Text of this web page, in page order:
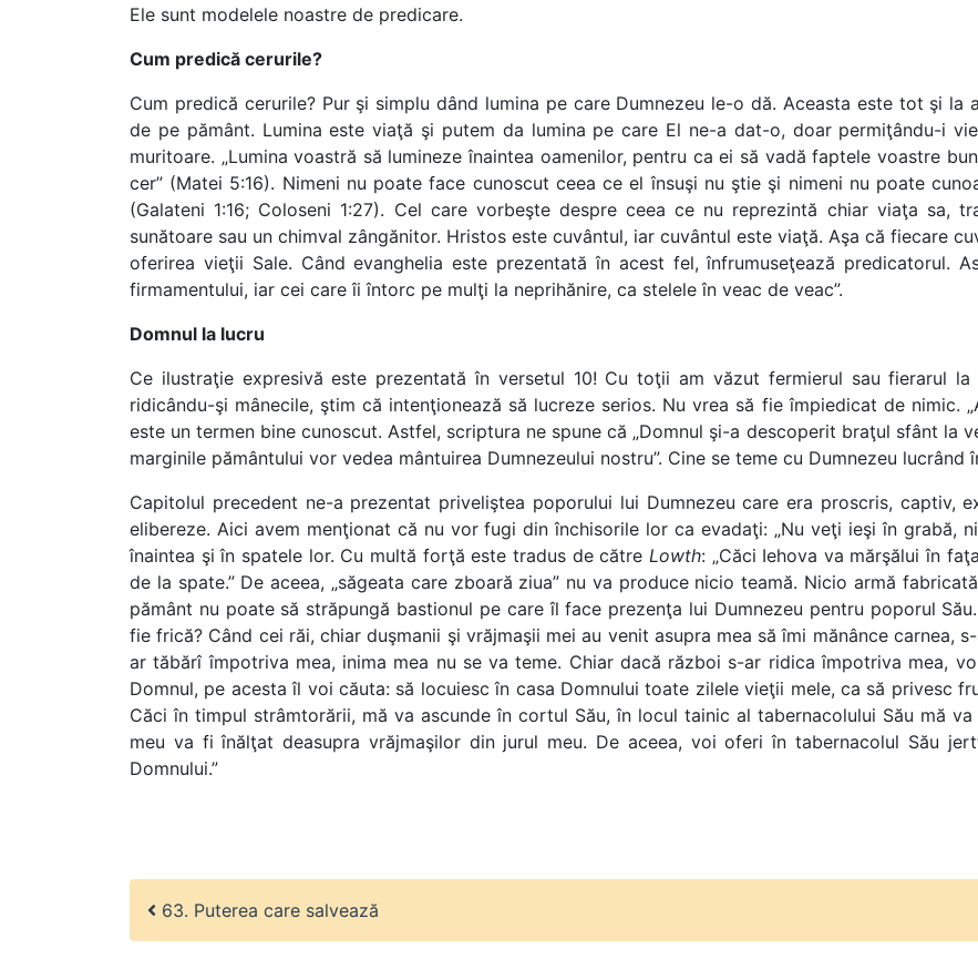
Ele sunt modelele noastre de predicare.
Cum predică cerurile?
Cum predică cerurile? Pur şi simplu dând lumina pe care Dumnezeu le-o dă. Aceasta este tot şi la
de pe pământ. Lumina este viaţă şi putem da lumina pe care El ne-a dat-o, doar permiţându-i
muritoare. „Lumina voastră să lumineze înaintea oamenilor, pentru ca ei să vadă faptele voastre
cer” (Matei 5:16). Nimeni nu poate face cunoscut ceea ce el însuşi nu ştie şi nimeni nu poate
(Galateni 1:16; Coloseni 1:27). Cel care vorbeşte despre ceea ce nu reprezintă chiar viaţa sa,
sunătoare sau un chimval zângănitor. Hristos este cuvântul, iar cuvântul este viaţă. Aşa că fiecare
oferirea vieţii Sale. Când evanghelia este prezentată în acest fel, înfrumuseţează predicatorul.
firmamentului, iar cei care îi întorc pe mulţi la neprihănire, ca stelele în veac de veac”.
Domnul la lucru
Ce ilustraţie expresivă este prezentată în versetul 10! Cu toţii am văzut fermierul sau fierarul
ridicându-şi mânecile, ştim că intenţionează să lucreze serios. Nu vrea să fie împiedicat de nimic.
este un termen bine cunoscut. Astfel, scriptura ne spune că „Domnul şi-a descoperit braţul sfânt la
marginile pământului vor vedea mântuirea Dumnezeului nostru”. Cine se teme cu Dumnezeu
Capitolul precedent ne-a prezentat priveliştea poporului lui Dumnezeu care era proscris, captiv,
elibereze. Aici avem menţionat că nu vor fugi din închisorile lor ca evadaţi: „Nu veţi ieşi în grabă,
înaintea şi în spatele lor. Cu multă forţă este tradus de către Lowth: „Căci Iehova va mărşălui în
de la spate.” De aceea, „săgeata care zboară ziua” nu va produce nicio teamă. Nicio armă
pământ nu poate să străpungă bastionul pe care îl face prezenţa lui Dumnezeu pentru poporul
fie frică? Când cei răi, chiar duşmanii şi vrăjmaşii mei au venit asupra mea să îmi mănânce carnea,
ar tăbărî împotriva mea, inima mea nu se va teme. Chiar dacă război s-ar ridica împotriva mea,
Domnul, pe acesta îl voi căuta: să locuiesc în casa Domnului toate zilele vieţii mele, ca să privesc
Căci în timpul strâmtorării, mă va ascunde în cortul Său, în locul tainic al tabernacolului Său mă
meu va fi înălţat deasupra vrăjmaşilor din jurul meu. De aceea, voi oferi în tabernacolul Său
Domnului.”
63. Puterea care salvează